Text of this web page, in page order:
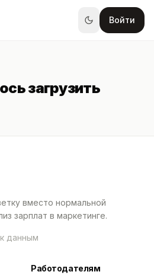
Войти
загрузить
вместо нормальной
зарплат в маркетинге.
данным
Работодателям